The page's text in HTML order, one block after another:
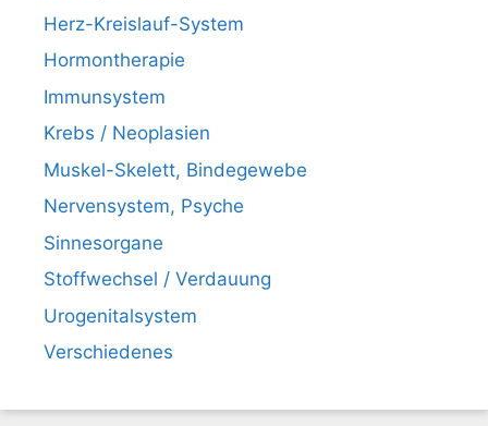
Herz-Kreislauf-System
Hormontherapie
Immunsystem
Krebs / Neoplasien
Muskel-Skelett, Bindegewebe
Nervensystem, Psyche
Sinnesorgane
Stoffwechsel / Verdauung
Urogenitalsystem
Verschiedenes